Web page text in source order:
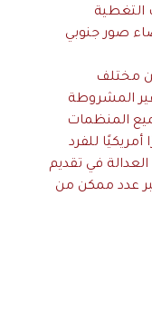
التغطية
صور جنوبي
3,141 عائلة، 12،625 فرد، من مختلف
المشروطة
المنظمات
المعتمد للمساعدة النقدية هو 20 دولارًا أمريكيًا للفرد
لضمان العدالة في تقديم
عدد ممكن من